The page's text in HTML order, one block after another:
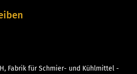
Fabrik für Schmier- und Kühlmittel -